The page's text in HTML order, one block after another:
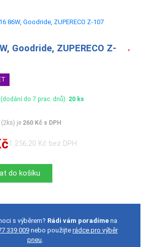
Goodride, ZUPERECO Z-
do 7 prac. dnů): 20 ks
je 260 Kč s DPH
1 256,20 Kč bez DPH
do košíku
s výběrem? Rádi vám poradímena
339 009 nebo použijte rádce pro výběr
pneu.